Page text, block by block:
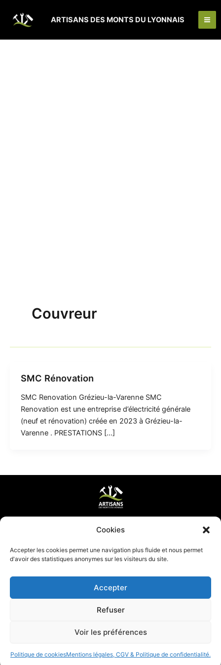
Cookies
Accepter les cookies permet une navigation plus fluide et nous permet
d'avoir des statistiques anonymes sur les visiteurs du site.
Accepter
Refuser
Voir les préférences
Politique de cookiesMentions légales, CGV & Politique de confidentialité.
contenu
ARTISANS DES MONTS DU LYONNAIS
Couvreur
SMC Rénovation
SMC Renovation Grézieu-la-Varenne SMC
Renovation est une entreprise d’électricité générale
(neuf et rénovation) créée en 2023 à Grézieu-la-
Varenne . PRESTATIONS […]